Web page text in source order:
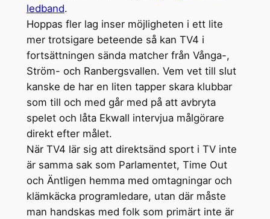
ledband.
Hoppas fler lag inser möjligheten i ett lite
mer trotsigare beteende så kan TV4 i
fortsättningen sända matcher från Vånga-,
Ström- och Ranbergsvallen. Vem vet till slut
kanske de har en liten tapper skara klubbar
som till och med går med på att avbryta
spelet och låta Ekwall intervjua målgörare
direkt efter målet.
När TV4 lär sig att direktsänd sport i TV inte
är samma sak som Parlamentet, Time Out
och Äntligen hemma med omtagningar och
klämkäcka programledare, utan där måste
man handskas med folk som primärt inte är